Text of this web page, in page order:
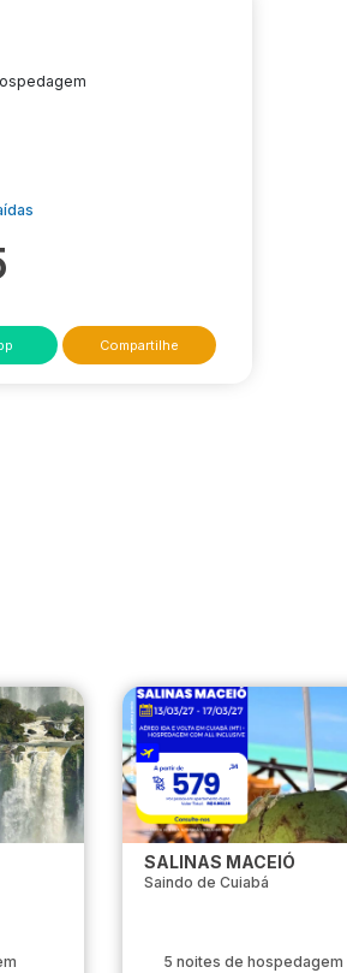
Compartilhe
SALINAS MACEIÓ
Saindo de Cuiabá
5 noites de hospedagem